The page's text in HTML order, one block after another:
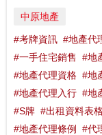
中原地產
#考牌資訊 #地產代
#一手住宅銷售 #地
#地產代理資格 #地
#地產代理入行 #地
#S牌 #出租資料表
#地產代理條例
#代